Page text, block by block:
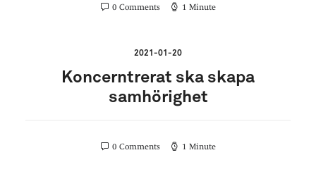
0 Comments 1 Minute
2021-01-20
Koncerntrerat ska skapa
samhörighet
0 Comments 1 Minute